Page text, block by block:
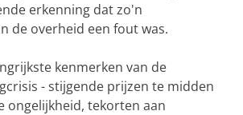
erkenning dat zo'n
de overheid een fout was.
kenmerken van de
- stijgende prijzen te midden
ongelijkheid, tekorten aan